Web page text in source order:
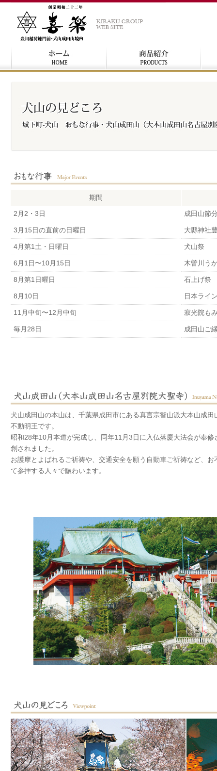
期間
2月2・3日 成田山節
3月15日の直前の日曜日 大縣神社
4月第1土・日曜日 犬山祭
6月1日〜10月15日 木曽川う
8月第1日曜日 石上げ祭
8月10日 日本ライ
11月中旬〜12月中旬 寂光院も
毎月28日 成田山ご
犬山成田山の本山は、千葉県成田市にある真言宗智山派大本山成田
不動明王です。
昭和28年10月本道が完成し、同年11月3日に入仏落慶大法会が奉修
創されました。
お護摩とよばれるご祈祷や、交通安全を願う自動車ご祈祷など、お
て参拝する人々で賑わいます。